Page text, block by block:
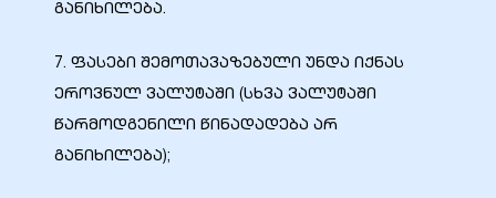
განიხილება.
7. ფასები შემოთავაზებული უნდა იქნას
ეროვნულ ვალუტაში (სხვა ვალუტაში
წარმოდგენილი წინადადება არ
განიხილება);